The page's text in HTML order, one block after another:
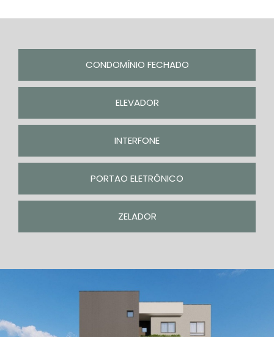
CONDOMÍNIO FECHADO
ELEVADOR
INTERFONE
PORTAO ELETRÔNICO
ZELADOR